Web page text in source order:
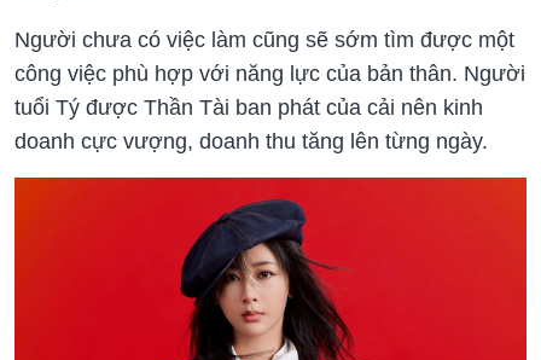
Người chưa có việc làm cũng sẽ sớm tìm được một
công việc phù hợp với năng lực của bản thân. Người
tuổi Tý được Thần Tài ban phát của cải nên kinh
doanh cực vượng, doanh thu tăng lên từng ngày.